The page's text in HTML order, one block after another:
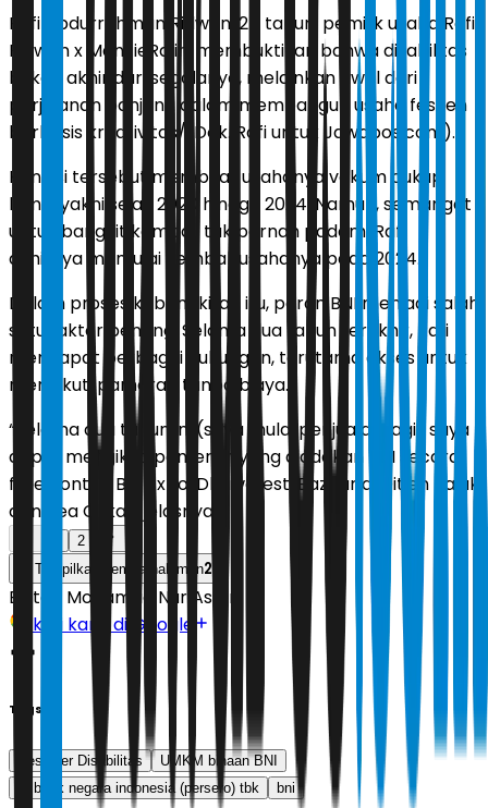
Rafi Abdurrahman Ridwan, 24 tahun, pemilik usaha Rafi
Ridwan x ManZieRa ini membuktikan bahwa disabilitas
bukan akhir dari segalanya, melainkan awal dari
perjalanan panjang dalam membangun usaha fesyen
berbasis kreativitas/(Dok. Rafi untuk Jawapos.com).
Kondisi tersebut membuat usahanya vakum cukup
lama, yakni sejak 2020 hingga 2024. Namun, semangat
untuk bangkit kembali tak pernah padam. Rafi
akhirnya memulai kembali usahanya pada 2024.
Dalam proses kebangkitan itu, peran BNI menjadi salah
satu faktor penting. Selama dua tahun terakhir, Rafi
mendapat berbagai dukungan, terutama akses untuk
mengikuti pameran tanpa biaya.
“Selama dua tahun ini (saya mulai penjualan lagi) saya
dapat mengikuti pameran yang diadakan BNI secara
free contoh BNI Expo, Dhawafest, Bazaar di Ditjen Pajak
dan Bea Cukai,” jelasnya.
2
Tampilkan semua halaman2
Editor: Mohamad Nur Asikin
Ikuti kami di Google
Tags
Desainer Disabilitas
UMKM binaan BNI
pt bank negara indonesia (persero) tbk
bni